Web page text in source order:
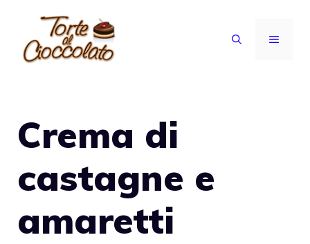
contenuto
MENU
Crema di
castagne e
amaretti